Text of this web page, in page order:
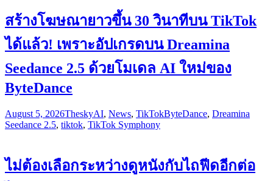
สร้างโฆษณายาวขึ้น 30 วินาทีบน TikTok
ได้แล้ว! เพราะอัปเกรดบน Dreamina
Seedance 2.5 ด้วยโมเดล AI ใหม่ของ
ByteDance
August 5, 2026TheskyAI, News, TikTokByteDance, Dreamina
Seedance 2.5, tiktok, TikTok Symphony
ไม่ต้องเลือกระหว่างดูหนังกับไถฟีดอีกต่อ